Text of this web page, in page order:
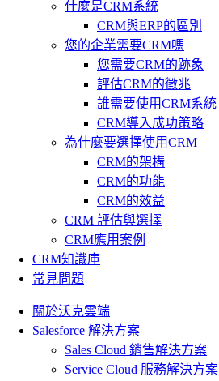
什麼是CRM系統
CRM與ERP的區別
您的企業需要CRM嗎
您需要CRM的跡象
評估CRM的徵兆
誰需要使用CRM系統
CRM導入成功策略
為什麼要選擇使用CRM
CRM的架構
CRM的功能
CRM的效益
CRM 評估與選擇
CRM應用案例
CRM知識庫
常見問題
關於沃克雲端
Salesforce 解決方案
Sales Cloud 銷售解決方案
Service Cloud 服務解決方案